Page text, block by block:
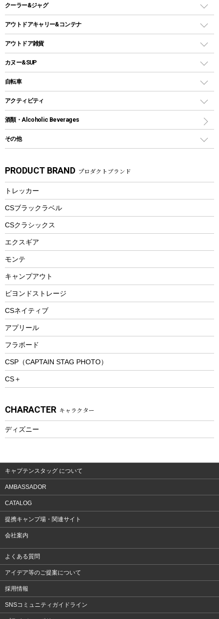
自立式タープ
パラソル
テントアクセサリー
ペグ
グランドシート
ガイドロープ
ツール
ヘッドライト
キャンドル
ガストーチ、ライター
卓上タイプグリル
パーティータイプグリル
鉄板、アミ
焚き火台&ストーブ
火起こし
バーベキューツール
ホットサンドメーカー
クッカーセット
シェラカップ
クッキングツール
ナイフ
カトラリー
マグカップ、カップ
ステンレスボトル
フードボトル
トレー
ランチョンマット
ランチボックス
ステンレスボトル
コップ付きタイプ
ワンタッチタイプ
プラスチックボトル
ディズニーボトル
クーラー&ジャグ
クーラーボックス
クーラーバッグ
ウォータージャグ
保冷剤
アウトドアキャリー&コンテナ
アウトドアキャリー
アウトドア雑貨
バックパック&バッグ
リュック、バックパック
トートバッグ、サコッシュ
ショッピングキャリー
その他アウトドア雑貨
スプレー関係
ツール、他
カヌー&SUP
インフレータブル
カヤック
パドル
ヘルメット
エアーポンプ
アクセサリー
自転車
折りたたみ自転車
スポーツサイクル
シティサイクル
自転車ウェア
アクティビティ
マリン
ラッシュガード
パラソル
フローティングベスト
ヘルメット
エアーポンプ
ビーチテント
ウィンター
スノーシュー
防寒ウェア
トレッキング
トレッキングアクセサリー
プレイグッズ
ウェルネス
ウェア、タオル
ウェア
酒類・Alcoholic Beverages
その他
湯たんぽ
防災用品
PRODUCT BRAND プロダクトブランド
トレッカー
CSブラックラベル
CSクラシックス
エクスギア
モンテ
キャンプアウト
ビヨンドストレージ
CSネイティブ
アプリール
フラボード
CSP（CAPTAIN STAG PHOTO）
CS＋
CHARACTER キャラクター
ディズニー
キャプテンスタッグ について
AMBASSADOR
CATALOG
提携キャンプ場・関連サイト
会社案内
よくある質問
アイデア等のご提案について
採用情報
SNSコミュニティガイドライン